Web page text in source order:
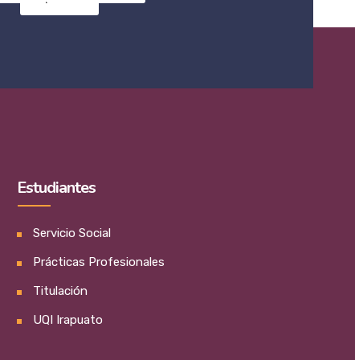
Estudiantes
Servicio Social
Prácticas Profesionales
Titulación
UQI Irapuato